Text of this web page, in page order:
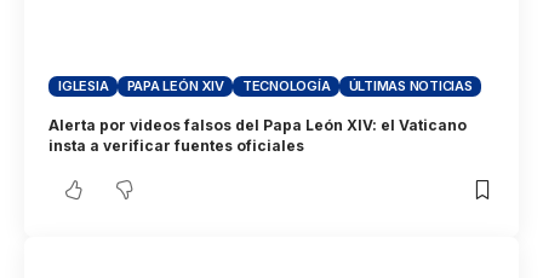
IGLESIA PAPA LEÓN XIV TECNOLOGÍA ÚLTIMAS NOTICIAS
Alerta por videos falsos del Papa León XIV: el Vaticano
insta a verificar fuentes oficiales